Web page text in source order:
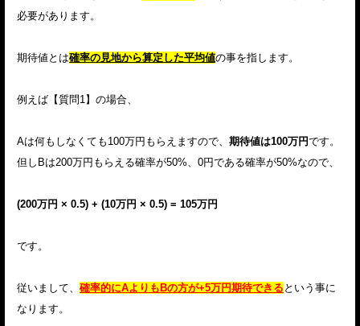
必要があります。
期待値とは確率の見地から算定した平均値の事を指します。
例えば【質問1】の場合、
Aは何もしなくても100万円もらえますので、 期待値は100万円です。
但しBは200万円もらえる確率が50%、0円である確率が50%なので、
(200万円 × 0.5) + (10万円 × 0.5) = 105万円
です。
従いまして、 確率的にAよりもBの方が+5万円期待できる という事に
なります。